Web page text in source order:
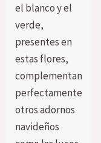
el blanco y el
verde,
presentes en
estas flores,
complementan
perfectamente
otros adornos
navideños